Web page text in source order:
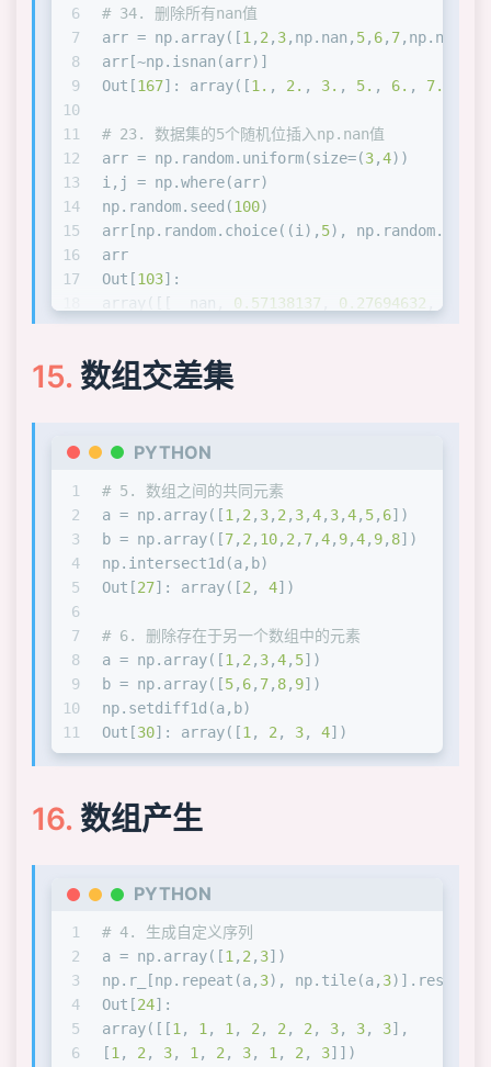
6
7
8
9
10
11
12
13
14
15
16
17
19
21
# 34. 删除所有nan值
arr = np.array([1, 2, 3,np.nan, 5, 6, 7,np.nan])
arr[~np.isnan(arr)]
Out[167]: array([1. , 2. , 3. , 5. , 6. , 7.
# 23. 数据集的5个随机位插入np.nan值
arr = np.random.uniform(size=(3,4))
i,j = np.where(arr)
np.random.seed(100)
arr[np.random.choice((i), 5),
arr
Out[103]:
array([[  nan, 0.57138137 0.27694632 ,
[0.25886229, nan,  nan, 0.0125819 ],
np.where(np.isnan(arr))
数组交差集
PYTHON
1
2
3
4
5
6
7
8
9
10
11
# 5. 数组之间的共同元素
a = np.array([1 , 2 , 3, 2 , 3,4, 3,4, 5, 6])
b = np.array([7, 2 , 10, 2 , 7,4, 9,4, 9, 8])
np.intersect1d(a,b)
Out[27]: array([2 , 4])
# 6. 删除存在于另一个数组中的元素
a = np.array([1 , 2 , 3,4, 5])
b = np.array([5, 6, 7, 8, 9])
np.setdiff1d(a,b)
Out[30]: array([1 , 2 , 3, 4])
数组产生
PYTHON
1
2
3
4
5
6
# 4. 生成自定义序列
a = np.array([1 , 2 , 3])
np.r_[np.repeat(a, 3), np.tile(a, 3)].reshape(
Out[24]:
array([[1 , 1 , 1 , 2 , 2 , 2 , 3, 3, 3],
[1 , 2 , 3, 1 , 2 , 3, 1 , 2 , 3]])